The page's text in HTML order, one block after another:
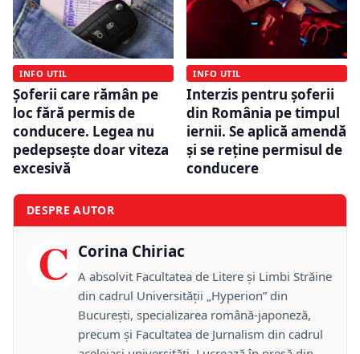
INFO UTIL
Șoferii care rămân pe
loc fără permis de
conducere. Legea nu
pedepsește doar viteza
excesivă
INFO UTIL
Interzis pentru șoferii
din România pe timpul
iernii. Se aplică amendă
și se reține permisul de
conducere
DESPRE AUTOR
C Corina Chiriac
A absolvit Facultatea de Litere și Limbi Străine
din cadrul Universității „Hyperion” din
București, specializarea română-japoneză,
precum și Facultatea de Jurnalism din cadrul